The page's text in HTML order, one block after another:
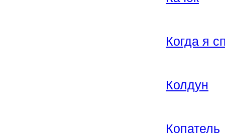
Когда я
Колдун
Копатель